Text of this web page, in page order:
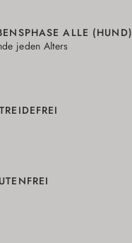
ALLE (HUND)
jeden Alters